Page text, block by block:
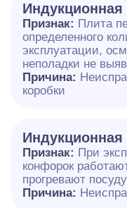
Индукционная
Признак: Плита
определенного
эксплуатации,
неполадки не
Причина:
коробки
Индукционная
Признак: При
конфорок
прогревают посуду
Причина: